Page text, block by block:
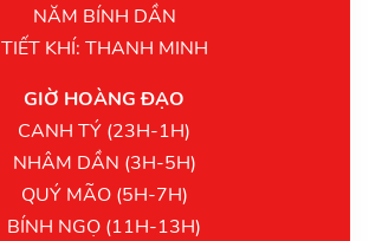
NĂM BÍNH DẦN
TIẾT KHÍ: THANH MINH
GIỜ HOÀNG ĐẠO
CANH TÝ (23H-1H)
NHÂM DẦN (3H-5H)
QUÝ MÃO (5H-7H)
BÍNH NGỌ (11H-13H)